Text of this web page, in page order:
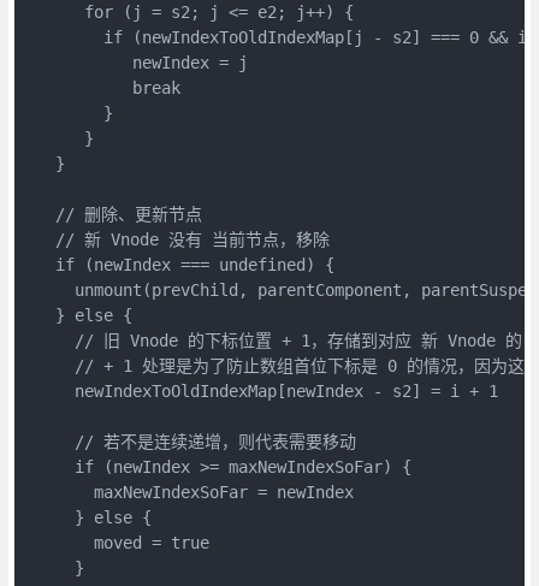
      for (j = s2; j <= e2; j++) {
if (newIndexToOldIndexMap[j - s2] === 0 &&
           newIndex = j
           break
        }
      }
   }
   // 删除、更新节点
   // 新 Vnode 没有 当前节点，移除
   if (newIndex === undefined) {
unmount(prevChild, parentComponent,
   } else {
// 旧 Vnode 的下标位置 + 1，存储到对应 新 Vnode 的
// + 1 处理是为了防止数组首位下标是 0 的情况，因为这
     newIndexToOldIndexMap[newIndex - s2] = i + 1
     // 若不是连续递增，则代表需要移动
     if (newIndex >= maxNewIndexSoFar) {
       maxNewIndexSoFar = newIndex
     } else {
       moved = true
     }